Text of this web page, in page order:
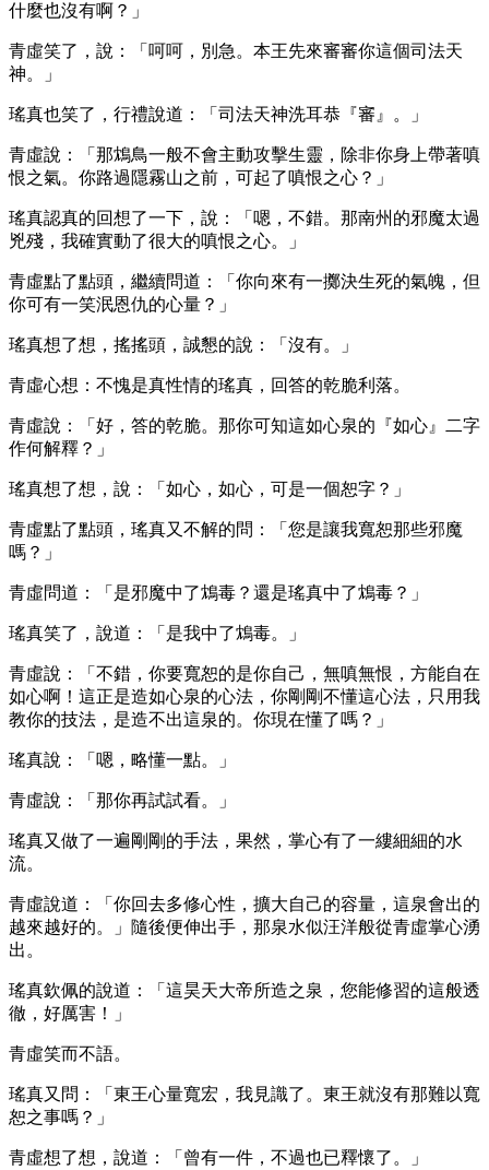
什麼也沒有啊？」
青虛笑了，說：「呵呵，別急。本王先來審審你這個司法天
神。」
瑤真也笑了，行禮說道：「司法天神洗耳恭『審』。」
青虛說：「那鴆鳥一般不會主動攻擊生靈，除非你身上帶著嗔
恨之氣。你路過隱霧山之前，可起了嗔恨之心？」
瑤真認真的回想了一下，說：「嗯，不錯。那南州的邪魔太過
兇殘，我確實動了很大的嗔恨之心。」
青虛點了點頭，繼續問道：「你向來有一擲決生死的氣魄，但
你可有一笑泯恩仇的心量？」
瑤真想了想，搖搖頭，誠懇的說：「沒有。」
青虛心想：不愧是真性情的瑤真，回答的乾脆利落。
青虛說：「好，答的乾脆。那你可知這如心泉的『如心』二字
作何解釋？」
瑤真想了想，說：「如心，如心，可是一個恕字？」
青虛點了點頭，瑤真又不解的問：「您是讓我寬恕那些邪魔
嗎？」
青虛問道：「是邪魔中了鴆毒？還是瑤真中了鴆毒？」
瑤真笑了，說道：「是我中了鴆毒。」
青虛說：「不錯，你要寬恕的是你自己，無嗔無恨，方能自在
如心啊！這正是造如心泉的心法，你剛剛不懂這心法，只用我
教你的技法，是造不出這泉的。你現在懂了嗎？」
瑤真說：「嗯，略懂一點。」
青虛說：「那你再試試看。」
瑤真又做了一遍剛剛的手法，果然，掌心有了一縷細細的水
流。
青虛說道：「你回去多修心性，擴大自己的容量，這泉會出的
越來越好的。」隨後便伸出手，那泉水似汪洋般從青虛掌心湧
出。
瑤真欽佩的說道：「這昊天大帝所造之泉，您能修習的這般透
徹，好厲害！」
青虛笑而不語。
瑤真又問：「東王心量寬宏，我見識了。東王就沒有那難以寬
恕之事嗎？」
青虛想了想，說道：「曾有一件，不過也已釋懷了。」